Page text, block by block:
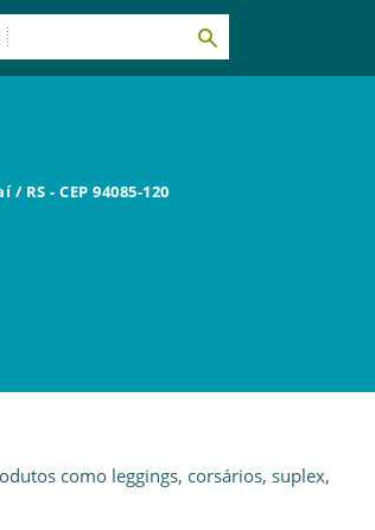
/ RS - CEP 94085-120
como leggings, corsários, suplex,